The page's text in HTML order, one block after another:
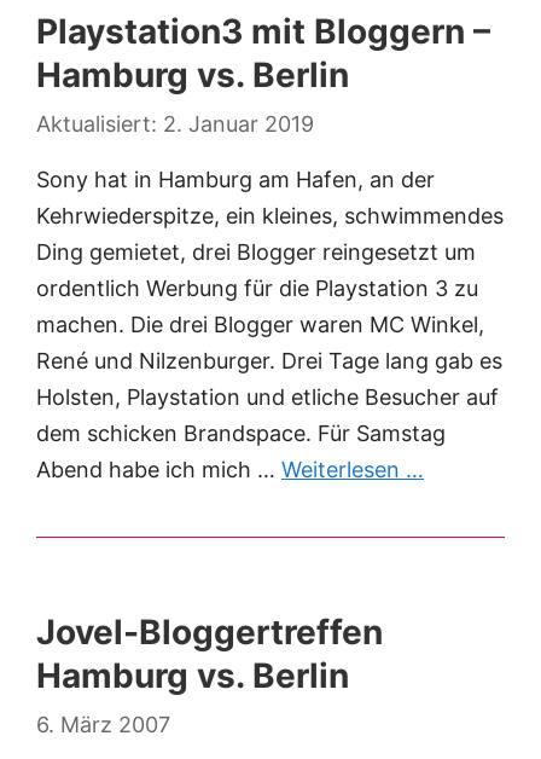
Playstation3 mit Bloggern –
Hamburg vs. Berlin
2. Januar 2019
Sony hat in Hamburg am Hafen, an der
Kehrwiederspitze, ein kleines, schwimmendes
Ding gemietet, drei Blogger reingesetzt um
ordentlich Werbung für die Playstation 3 zu
machen. Die drei Blogger waren MC Winkel,
René und Nilzenburger. Drei Tage lang gab es
Holsten, Playstation und etliche Besucher auf
dem schicken Brandspace. Für Samstag
Abend habe ich mich … Weiterlesen …
Jovel-Bloggertreffen
Hamburg vs. Berlin
6. März 2007